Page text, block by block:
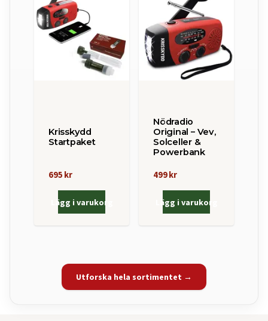
Krisskydd
Startpaket
695 kr
Lägg i varukorg
Nödradio
Original – Vev,
Solceller &
Powerbank
499 kr
Lägg i varukorg
Utforska hela sortimentet →